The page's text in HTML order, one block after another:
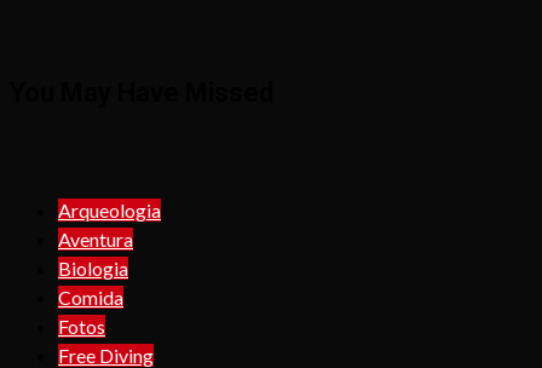
Arqueologia
Aventura
Biologia
Comida
Fotos
Free Diving